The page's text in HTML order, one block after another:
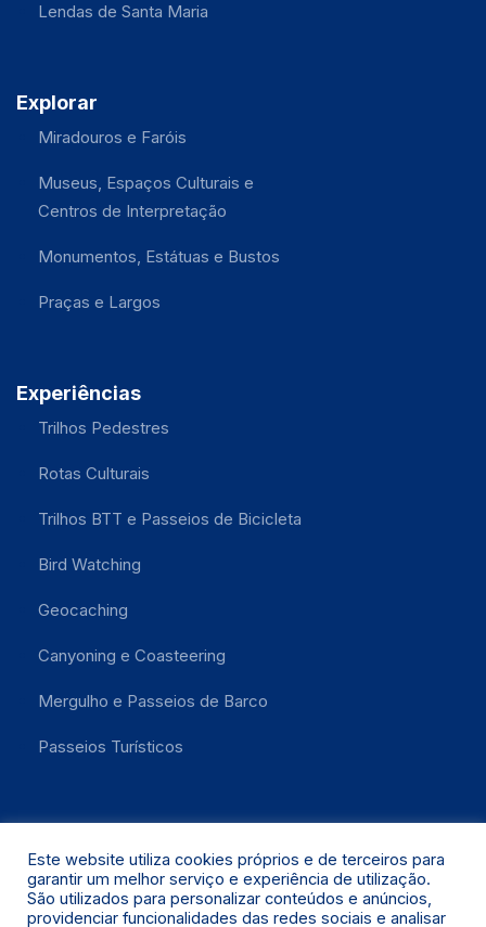
Lendas de Santa Maria
Explorar
Miradouros e Faróis
Museus, Espaços Culturais e
Centros de Interpretação
Monumentos, Estátuas e Bustos
Praças e Largos
Experiências
Trilhos Pedestres
Rotas Culturais
Trilhos BTT e Passeios de Bicicleta
Bird Watching
Geocaching
Canyoning e Coasteering
Mergulho e Passeios de Barco
Passeios Turísticos
Este website utiliza cookies próprios e de terceiros para
garantir um melhor serviço e experiência de utilização.
São utilizados para personalizar conteúdos e anúncios,
providenciar funcionalidades das redes sociais e analisar